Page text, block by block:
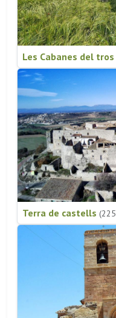
Les Cabanes del tros
Terra de castells (225